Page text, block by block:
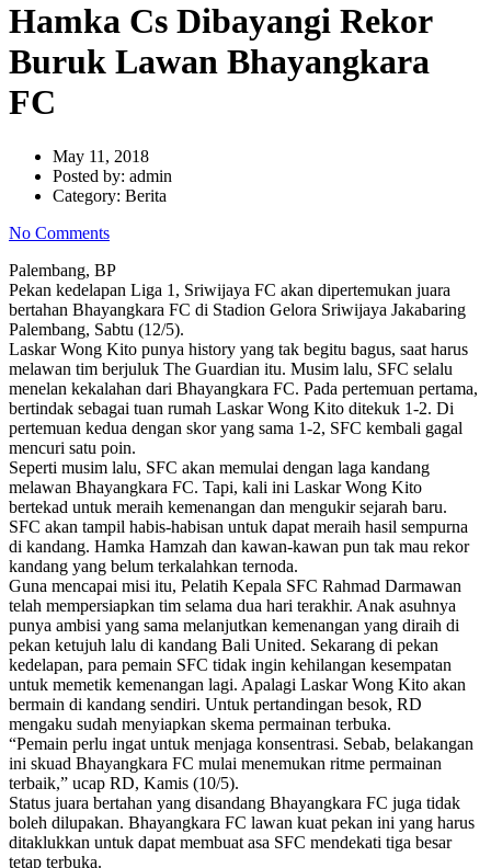
Hamka Cs Dibayangi Rekor
Buruk Lawan Bhayangkara
FC
May 11, 2018
Posted by: admin
Category: Berita
No Comments
Palembang, BP
Pekan kedelapan Liga 1, Sriwijaya FC akan dipertemukan juara
bertahan Bhayangkara FC di Stadion Gelora Sriwijaya Jakabaring
Palembang, Sabtu (12/5).
Laskar Wong Kito punya history yang tak begitu bagus, saat harus
melawan tim berjuluk The Guardian itu. Musim lalu, SFC selalu
menelan kekalahan dari Bhayangkara FC. Pada pertemuan pertama,
bertindak sebagai tuan rumah Laskar Wong Kito ditekuk 1-2. Di
pertemuan kedua dengan skor yang sama 1-2, SFC kembali gagal
mencuri satu poin.
Seperti musim lalu, SFC akan memulai dengan laga kandang
melawan Bhayangkara FC. Tapi, kali ini Laskar Wong Kito
bertekad untuk meraih kemenangan dan mengukir sejarah baru.
SFC akan tampil habis-habisan untuk dapat meraih hasil sempurna
di kandang. Hamka Hamzah dan kawan-kawan pun tak mau rekor
kandang yang belum terkalahkan ternoda.
Guna mencapai misi itu, Pelatih Kepala SFC Rahmad Darmawan
telah mempersiapkan tim selama dua hari terakhir. Anak asuhnya
punya ambisi yang sama melanjutkan kemenangan yang diraih di
pekan ketujuh lalu di kandang Bali United. Sekarang di pekan
kedelapan, para pemain SFC tidak ingin kehilangan kesempatan
untuk memetik kemenangan lagi. Apalagi Laskar Wong Kito akan
bermain di kandang sendiri. Untuk pertandingan besok, RD
mengaku sudah menyiapkan skema permainan terbuka.
“Pemain perlu ingat untuk menjaga konsentrasi. Sebab, belakangan
ini skuad Bhayangkara FC mulai menemukan ritme permainan
terbaik,” ucap RD, Kamis (10/5).
Status juara bertahan yang disandang Bhayangkara FC juga tidak
boleh dilupakan. Bhayangkara FC lawan kuat pekan ini yang harus
ditaklukkan untuk dapat membuat asa SFC mendekati tiga besar
tetap terbuka.